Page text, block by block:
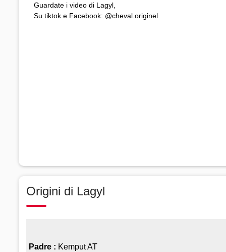
Guardate i video di Lagyl,
Su tiktok e Facebook: @cheval.originel
Origini di Lagyl
Padre : Kemput AT